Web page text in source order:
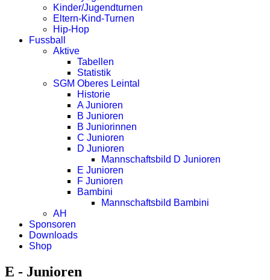
Kinder/Jugendturnen
Eltern-Kind-Turnen
Hip-Hop
Fussball
Aktive
Tabellen
Statistik
SGM Oberes Leintal
Historie
A Junioren
B Junioren
B Juniorinnen
C Junioren
D Junioren
Mannschaftsbild D Junioren
E Junioren
F Junioren
Bambini
Mannschaftsbild Bambini
AH
Sponsoren
Downloads
Shop
E - Junioren